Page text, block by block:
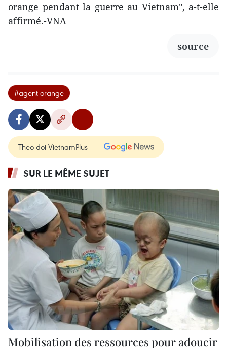
orange pendant la guerre au Vietnam", a-t-elle
affirmé.-VNA
source
#agent orange
Theo dõi VietnamPlus
SUR LE MÊME SUJET
Mobilisation des ressources pour adoucir